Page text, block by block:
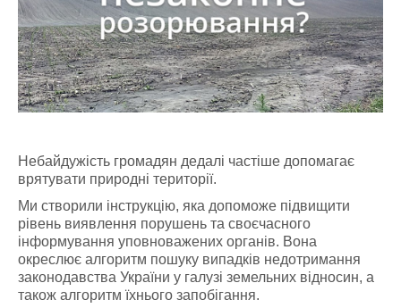
Небайдужість громадян дедалі частіше допомагає
врятувати природні території.
Ми створили інструкцію, яка допоможе підвищити
рівень виявлення порушень та своєчасного
інформування уповноважених органів. Вона
окреслює алгоритм пошуку випадків недотримання
законодавства України у галузі земельних відносин, а
також алгоритм їхнього запобігання.